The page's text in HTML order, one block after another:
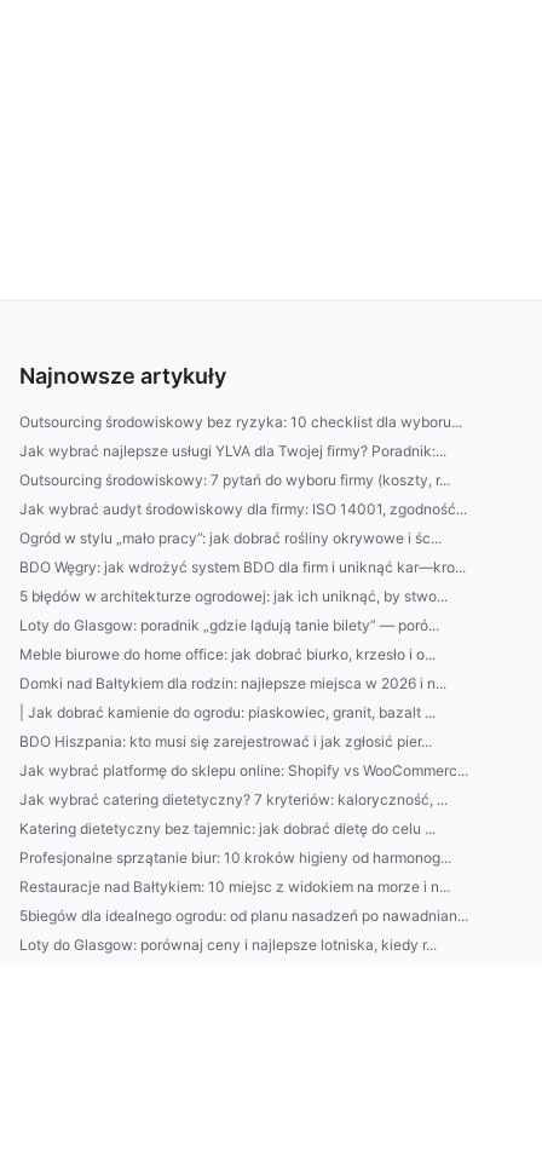
Najnowsze artykuły
Outsourcing środowiskowy bez ryzyka: 10 checklist dla wyboru...
Jak wybrać najlepsze usługi YLVA dla Twojej firmy? Poradnik:...
Outsourcing środowiskowy: 7 pytań do wyboru firmy (koszty, r...
Jak wybrać audyt środowiskowy dla firmy: ISO 14001, zgodność...
Ogród w stylu „mało pracy”: jak dobrać rośliny okrywowe i śc...
BDO Węgry: jak wdrożyć system BDO dla firm i uniknąć kar—kro...
5 błędów w architekturze ogrodowej: jak ich uniknąć, by stwo...
Loty do Glasgow: poradnik „gdzie lądują tanie bilety” — poró...
Meble biurowe do home office: jak dobrać biurko, krzesło i o...
Domki nad Bałtykiem dla rodzin: najlepsze miejsca w 2026 i n...
| Jak dobrać kamienie do ogrodu: piaskowiec, granit, bazalt ...
BDO Hiszpania: kto musi się zarejestrować i jak zgłosić pier...
Jak wybrać platformę do sklepu online: Shopify vs WooCommerc...
Jak wybrać catering dietetyczny? 7 kryteriów: kaloryczność, ...
Katering dietetyczny bez tajemnic: jak dobrać dietę do celu ...
Profesjonalne sprzątanie biur: 10 kroków higieny od harmonog...
Restauracje nad Bałtykiem: 10 miejsc z widokiem na morze i n...
5biegów dla idealnego ogrodu: od planu nasadzeń po nawadnian...
Loty do Glasgow: porównaj ceny i najlepsze lotniska, kiedy r...